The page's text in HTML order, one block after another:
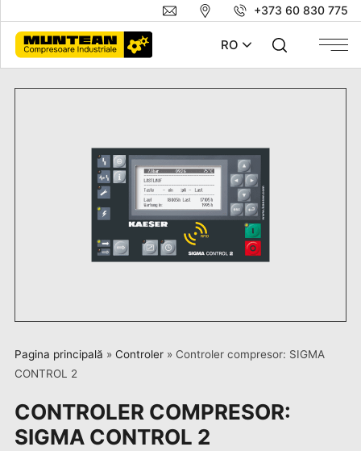
+373 60 830 775
RO
Pagina principală » Controler » Controler compresor: SIGMA
CONTROL 2
CONTROLER COMPRESOR:
SIGMA CONTROL 2